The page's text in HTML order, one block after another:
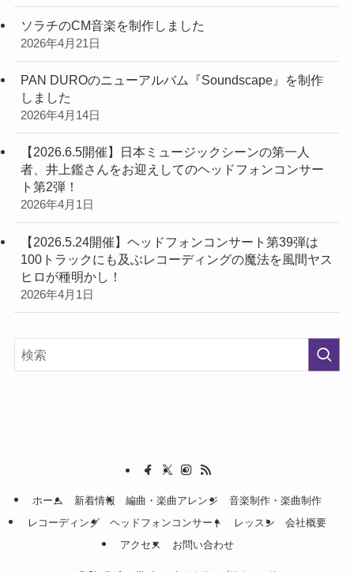
ソラチのCM音楽を制作しました
2026年4月21日
PAN DUROのニューアルバム『Soundscape』を制作
しました
2026年4月14日
【2026.6.5開催】日本ミュージックシーンの第一人
者、井上鑑さんをお迎えしてのヘッドフォンコンサー
ト第2弾！
2026年4月1日
【2026.5.24開催】ヘッドフォンコンサート第39弾は
100トラックにも及ぶレコーディングの魔法を風間ヤス
ヒロが種明かし！
2026年4月1日
ホーム 新着情報 編曲・楽曲アレンジ
音楽制作・楽曲制作
レコーディング
ヘッドフォンコンサート レッスン
会社概要
アクセス
お問い合わせ